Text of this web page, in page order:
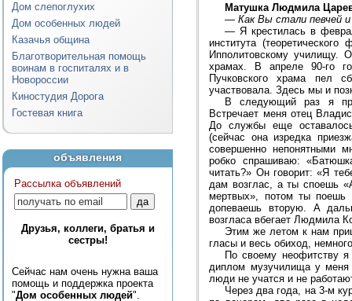
Дом слепоглухих
Дом особенных людей
Казачья община
Благотворительная помощь
воинам в госпиталях и в
Новороссии
Киностудия Дорога
Гостевая книга
объявления
Рассылка объявлений
Друзья, коллеги, братья и
сестры!
Сейчас нам очень нужна ваша
помощь и поддержка проекта
"Дом особенных людей".
Матушка Людмила
— Как Вы стали певчей
— Я крестилась в
института
Ипполитовскому училищу.
храмах. В апреле 90-го
Пучковского храма пел
участвовала. Здесь мы и
В следующий раз я
Встречает меня отец
До службы еще
(сейчас она изредка
совершенно непонятными
робко спрашиваю:
читать?» Он говорит: «Я
дам возглас, а ты споешь
мертвых», потом ты
допеваешь вторую. А
возгласа вбегает Людмила
Этим же летом к нам
гласы и весь обиход,
По своему неофитству
диплом музучилища у
люди не учатся и не
Через два года, на 3-м